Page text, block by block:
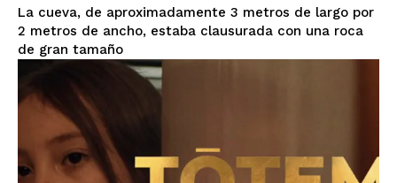
La cueva, de aproximadamente 3 metros de largo por
2 metros de ancho, estaba clausurada con una roca
de gran tamaño